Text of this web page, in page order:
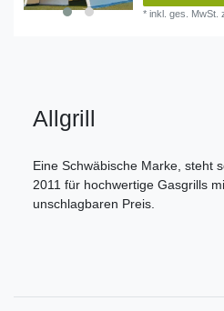
*inkl. ges. MwSt.
Allgrill
Eine Schwäbische Marke, steht
2011 für hochwertige Gasgrills
unschlagbaren Preis.